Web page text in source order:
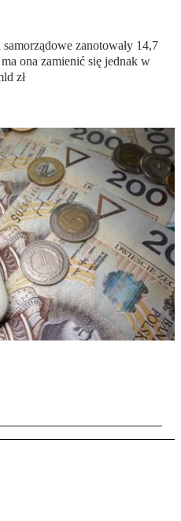
zanotowały 14,7
ona zamienić się jednak w
zł